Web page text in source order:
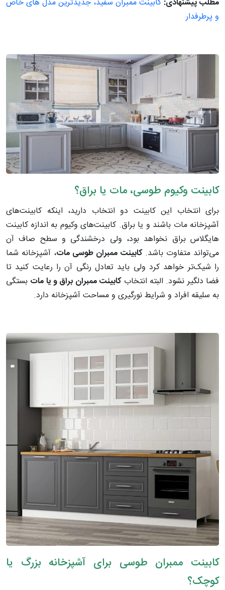
مطلب پیشنهادی: کابینت ممبران سفید، جدیدترین مدل های خاص
و پرطرفدار
کابینت وکیوم طوسی، مات یا براق؟
برای انتخاب این کابینت دو انتخاب دارید، اینکه کابینت‌های
آشپزخانه مات باشند و یا براق. کابینت‌های وکیوم به اندازه کابینت
هایگلاس براق نخواهد بود، ولی درخشندگی و سطح صاف آن
می‌تواند متفاوت باشد.کابینت ممبران طوسی مات، آشپزخانه شما
را شیک‌تر خواهد کرد ولی باید تعادل رنگی آن را رعایت کنید تا
فضا دلگیر نشود. البته انتخابکابینت ممبران براق و یا مات بستگی
به سلیقه افراد و شرایط نورگیری و مساحت آشپزخانه دارد.
کابینت ممبران طوسی برای آشپزخانه بزرگ یا
کوچک؟